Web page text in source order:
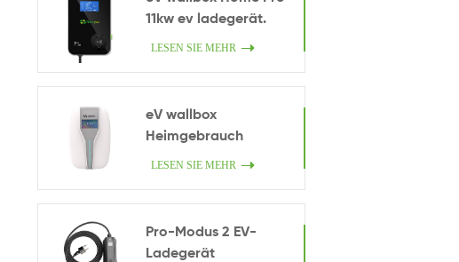
11kw ev ladegerät.
LESEN SIE MEHR
eV wallbox
Heimgebrauch
LESEN SIE MEHR
Pro-Modus 2 EV-
Ladegerät